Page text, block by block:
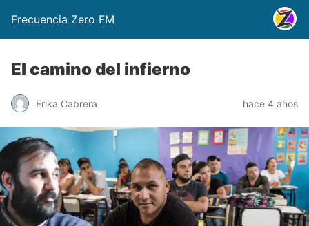
Frecuencia Zero FM
El camino del infierno
Erika Cabrera hace 4 años